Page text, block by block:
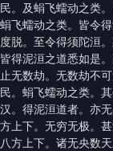
民。及蜎飞蠕动之类
蜎飞蠕动之类。皆令
度脱。至令得须陀洹
皆得泥洹之道悉如是
止无数劫。无数劫不
民。蜎飞蠕动之类。
汉。得泥洹道者。亦
方上下。无穷无极。
八方上下。诸无央数